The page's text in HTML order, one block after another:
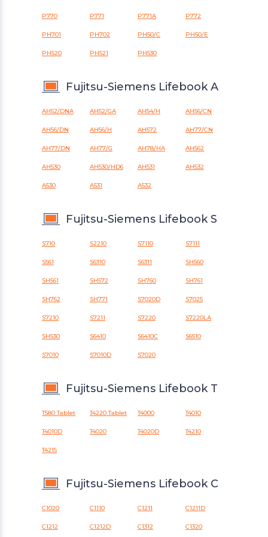
P770 P771 P771A P772
PH701 PH702 PH50/C PH50/E
PH520 PH521 PH530
Fujitsu-Siemens Lifebook A
AH52/DNA AH52/GA AH54/H AH56/CN
AH56/DN AH56/H AH572 AH77/CN
AH77/DN AH77/G AH78/HA AH562
AH530 AH530/HD6 AH531 AH532
A530 A531 A532
Fujitsu-Siemens Lifebook S
S710 S2210 S7110 S7111
S561 S6310 S6311 SH560
SH561 SH572 SH760 SH761
SH762 SH771 S7020D S7025
S7210 S7211 S7220 S7220LA
SH530 S6410 S6410C S6510
S7010 S7010D S7020
Fujitsu-Siemens Lifebook T
T580 Tablet T4220 Tablet T4000 T4010
T4010D T4020 T4020D T4210
T4215
Fujitsu-Siemens Lifebook C
C1020 C1110 C1211 C1211D
C1212 C1212D C1312 C1320